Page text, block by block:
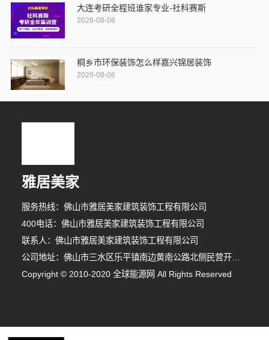
大连考研全程班谁家专业-社科赛斯
2026-08-06
桐乡市环保装饰怎么样嘉兴锦居装饰
2026-08-06
雅居美家
服务热线：佛山市雅居美家建筑装饰工程有限公司
400电话：佛山市雅居美家建筑装饰工程有限公司
联系人：佛山市雅居美家建筑装饰工程有限公司
公司地址：佛山市三水区乐平镇南边黄南公路北侧民营开发区F1之二
Copyright © 2010-2020 全球能源网 All Rights Reserved